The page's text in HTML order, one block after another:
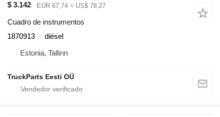
$ 3.142 EUR 67,74 ≈ US$ 78,27
Cuadro de instrumentos
1870913
diésel
Estonia, Tallinn
TruckParts Eesti OÜ